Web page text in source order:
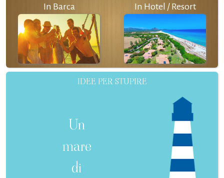
In Barca In Hotel / Resort
IDEE PER STUPIRE
Un
mare
di